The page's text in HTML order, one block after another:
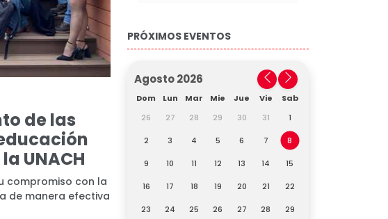
de las
UNACH
compromiso con la
de manera efectiva
PRÓXIMOS EVENTOS
Agosto 2026
Dom Lun Mar Mie Jue Vie
Sab
26
27 28 29 30 31 1
2 3 4 5 6 7 8
9 10 11 12 13 14 15
16 17 18 19 20 21 22
23 24 25 26 27 28 29